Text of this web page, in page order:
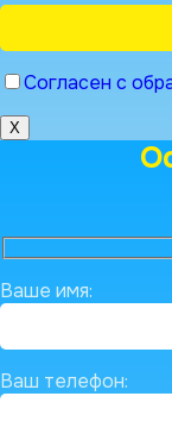
Согласен с
X
Ваше имя:
Ваш телефон: